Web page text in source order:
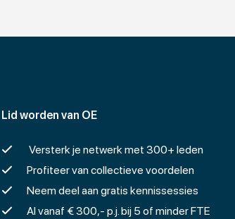
Lid worden van OE
Versterk je netwerk met 300+ leden
Profiteer van collectieve voordelen
Neem deel aan gratis kennissessies
Al vanaf € 300,- p.j. bij 5 of minder FTE